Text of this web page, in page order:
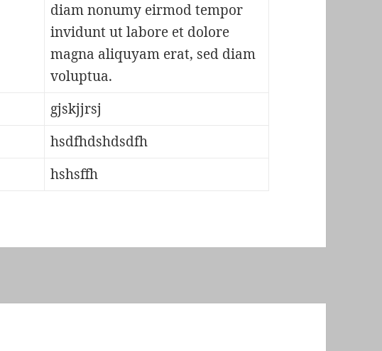
diam nonumy eirmod tempor
invidunt ut labore et dolore
magna aliquyam erat, sed diam
voluptua.
gjskjjrsj
hsdfhdshdsdfh
hshsffh